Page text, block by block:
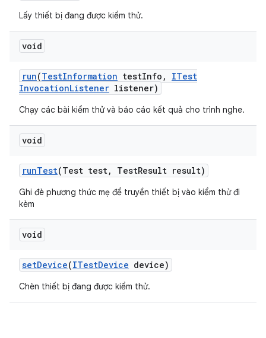
Lấy thiết bị đang được kiểm thử.
void
run(TestInformation testInfo ,
ITest
InvocationListener listener)
Chạy các bài kiểm thử và báo cáo kết quả cho trình nghe.
void
runTest(Test test, TestResult result)
Ghi đè phương thức mẹ để truyền thiết bị vào kiểm thử đi
kèm
void
setDevice(ITestDevice device)
Chèn thiết bị đang được kiểm thử.